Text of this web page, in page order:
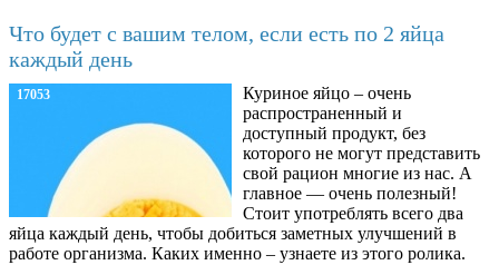
Что будет с вашим телом, если есть по 2 яйца
каждый день
17053
Куриное яйцо – очень
распространенный и
доступный продукт, без
которого не могут представить
свой рацион многие из нас. А
главное — очень полезный!
Стоит употреблять всего два
яйца каждый день, чтобы добиться заметных улучшений в
работе организма. Каких именно – узнаете из этого ролика.